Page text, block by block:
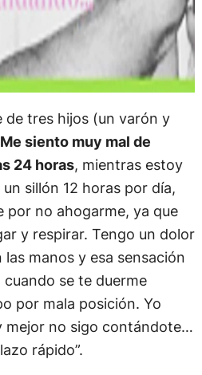
de tres hijos (un varón y
Me siento muy mal de
24 horas, mientras estoy
sillón 12 horas por día,
por no ahogarme, ya que
y respirar. Tengo un dolor
manos y esa sensación
se te duerme
por mala posición. Yo
mejor no sigo contándote…
rápido”.